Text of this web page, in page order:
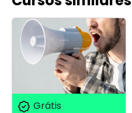
Grátis